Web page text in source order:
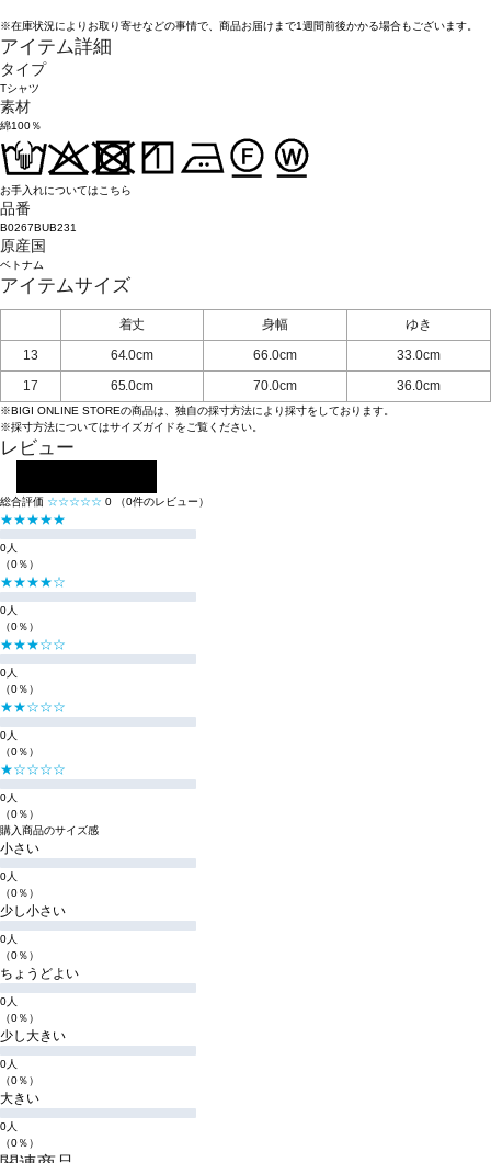
※在庫状況によりお取り寄せなどの事情で、商品お届けまで1週間前後かかる場合もございます。
アイテム詳細
タイプ
Tシャツ
素材
綿100％
お手入れについてはこちら
品番
B0267BUB231
原産国
ベトナム
アイテムサイズ
着丈 身幅
ゆき
13
64.0cm 66.0cm
33.0cm
17
65.0cm 70.0cm 36.0cm
※BIGI ONLINE STOREの商品は、独自の採寸方法により採寸をしております。
※採寸方法についてはサイズガイドをご覧ください。
レビュー
総合評価 ☆☆☆☆☆ 0 （0件のレビュー）
★★★★★
0人
（0％）
★★★★☆
0人
（0％）
★★★☆☆
0人
（0％）
★★☆☆☆
0人
（0％）
★☆☆☆☆
0人
（0％）
購入商品のサイズ感
小さい
0人
（0％）
少し小さい
0人
（0％）
ちょうどよい
0人
（0％）
少し大きい
0人
（0％）
大きい
0人
（0％）